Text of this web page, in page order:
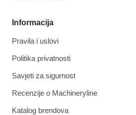
Informacija
Pravila i uslovi
Politika privatnosti
Savjeti za sigurnost
Recenzije o Machineryline
Katalog brendova